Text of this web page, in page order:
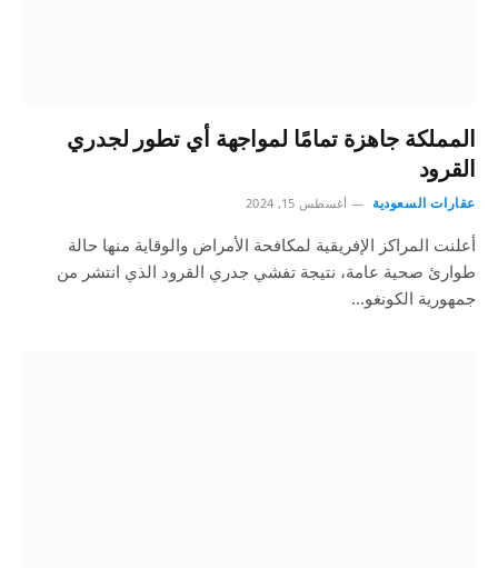
المملكة جاهزة تمامًا لمواجهة أي تطور لجدري
القرود
عقارات السعودية أغسطس 15, 2024
أعلنت المراكز الإفريقية لمكافحة الأمراض والوقاية منها حالة
طوارئ صحية عامة، نتيجة تفشي جدري القرود الذي انتشر من
جمهورية الكونغو…